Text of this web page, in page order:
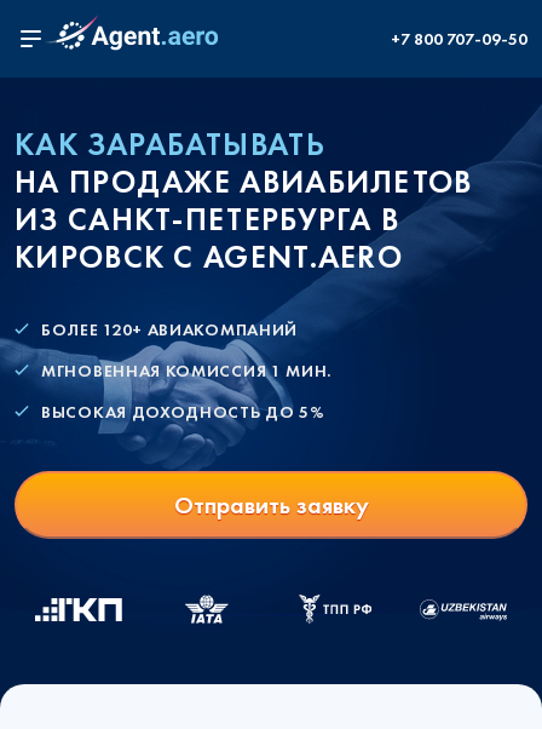
+7 800 707-09-50
КАК ЗАРАБАТЫВАТЬ
НА ПРОДАЖЕ АВИАБИЛЕТОВ
ИЗ САНКТ-ПЕТЕРБУРГА В
КИРОВСК С AGENT.AERO
БОЛЕЕ 120+ АВИАКОМПАНИЙ
МГНОВЕННАЯ КОМИССИЯ 1 МИН.
ВЫСОКАЯ ДОХОДНОСТЬ ДО 5%
Отправить заявку